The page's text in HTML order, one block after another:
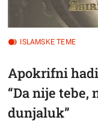
ISLAMSKE TEME
Apokrifni
“Da nije tebe,
dunjaluk”